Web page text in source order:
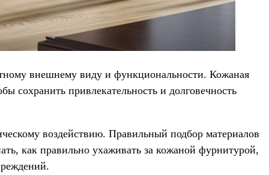
внешнему виду и функциональности. Кожаная
привлекательность и долговечность
воздействию. Правильный подбор материалов
как правильно ухаживать за кожаной фурнитурой,